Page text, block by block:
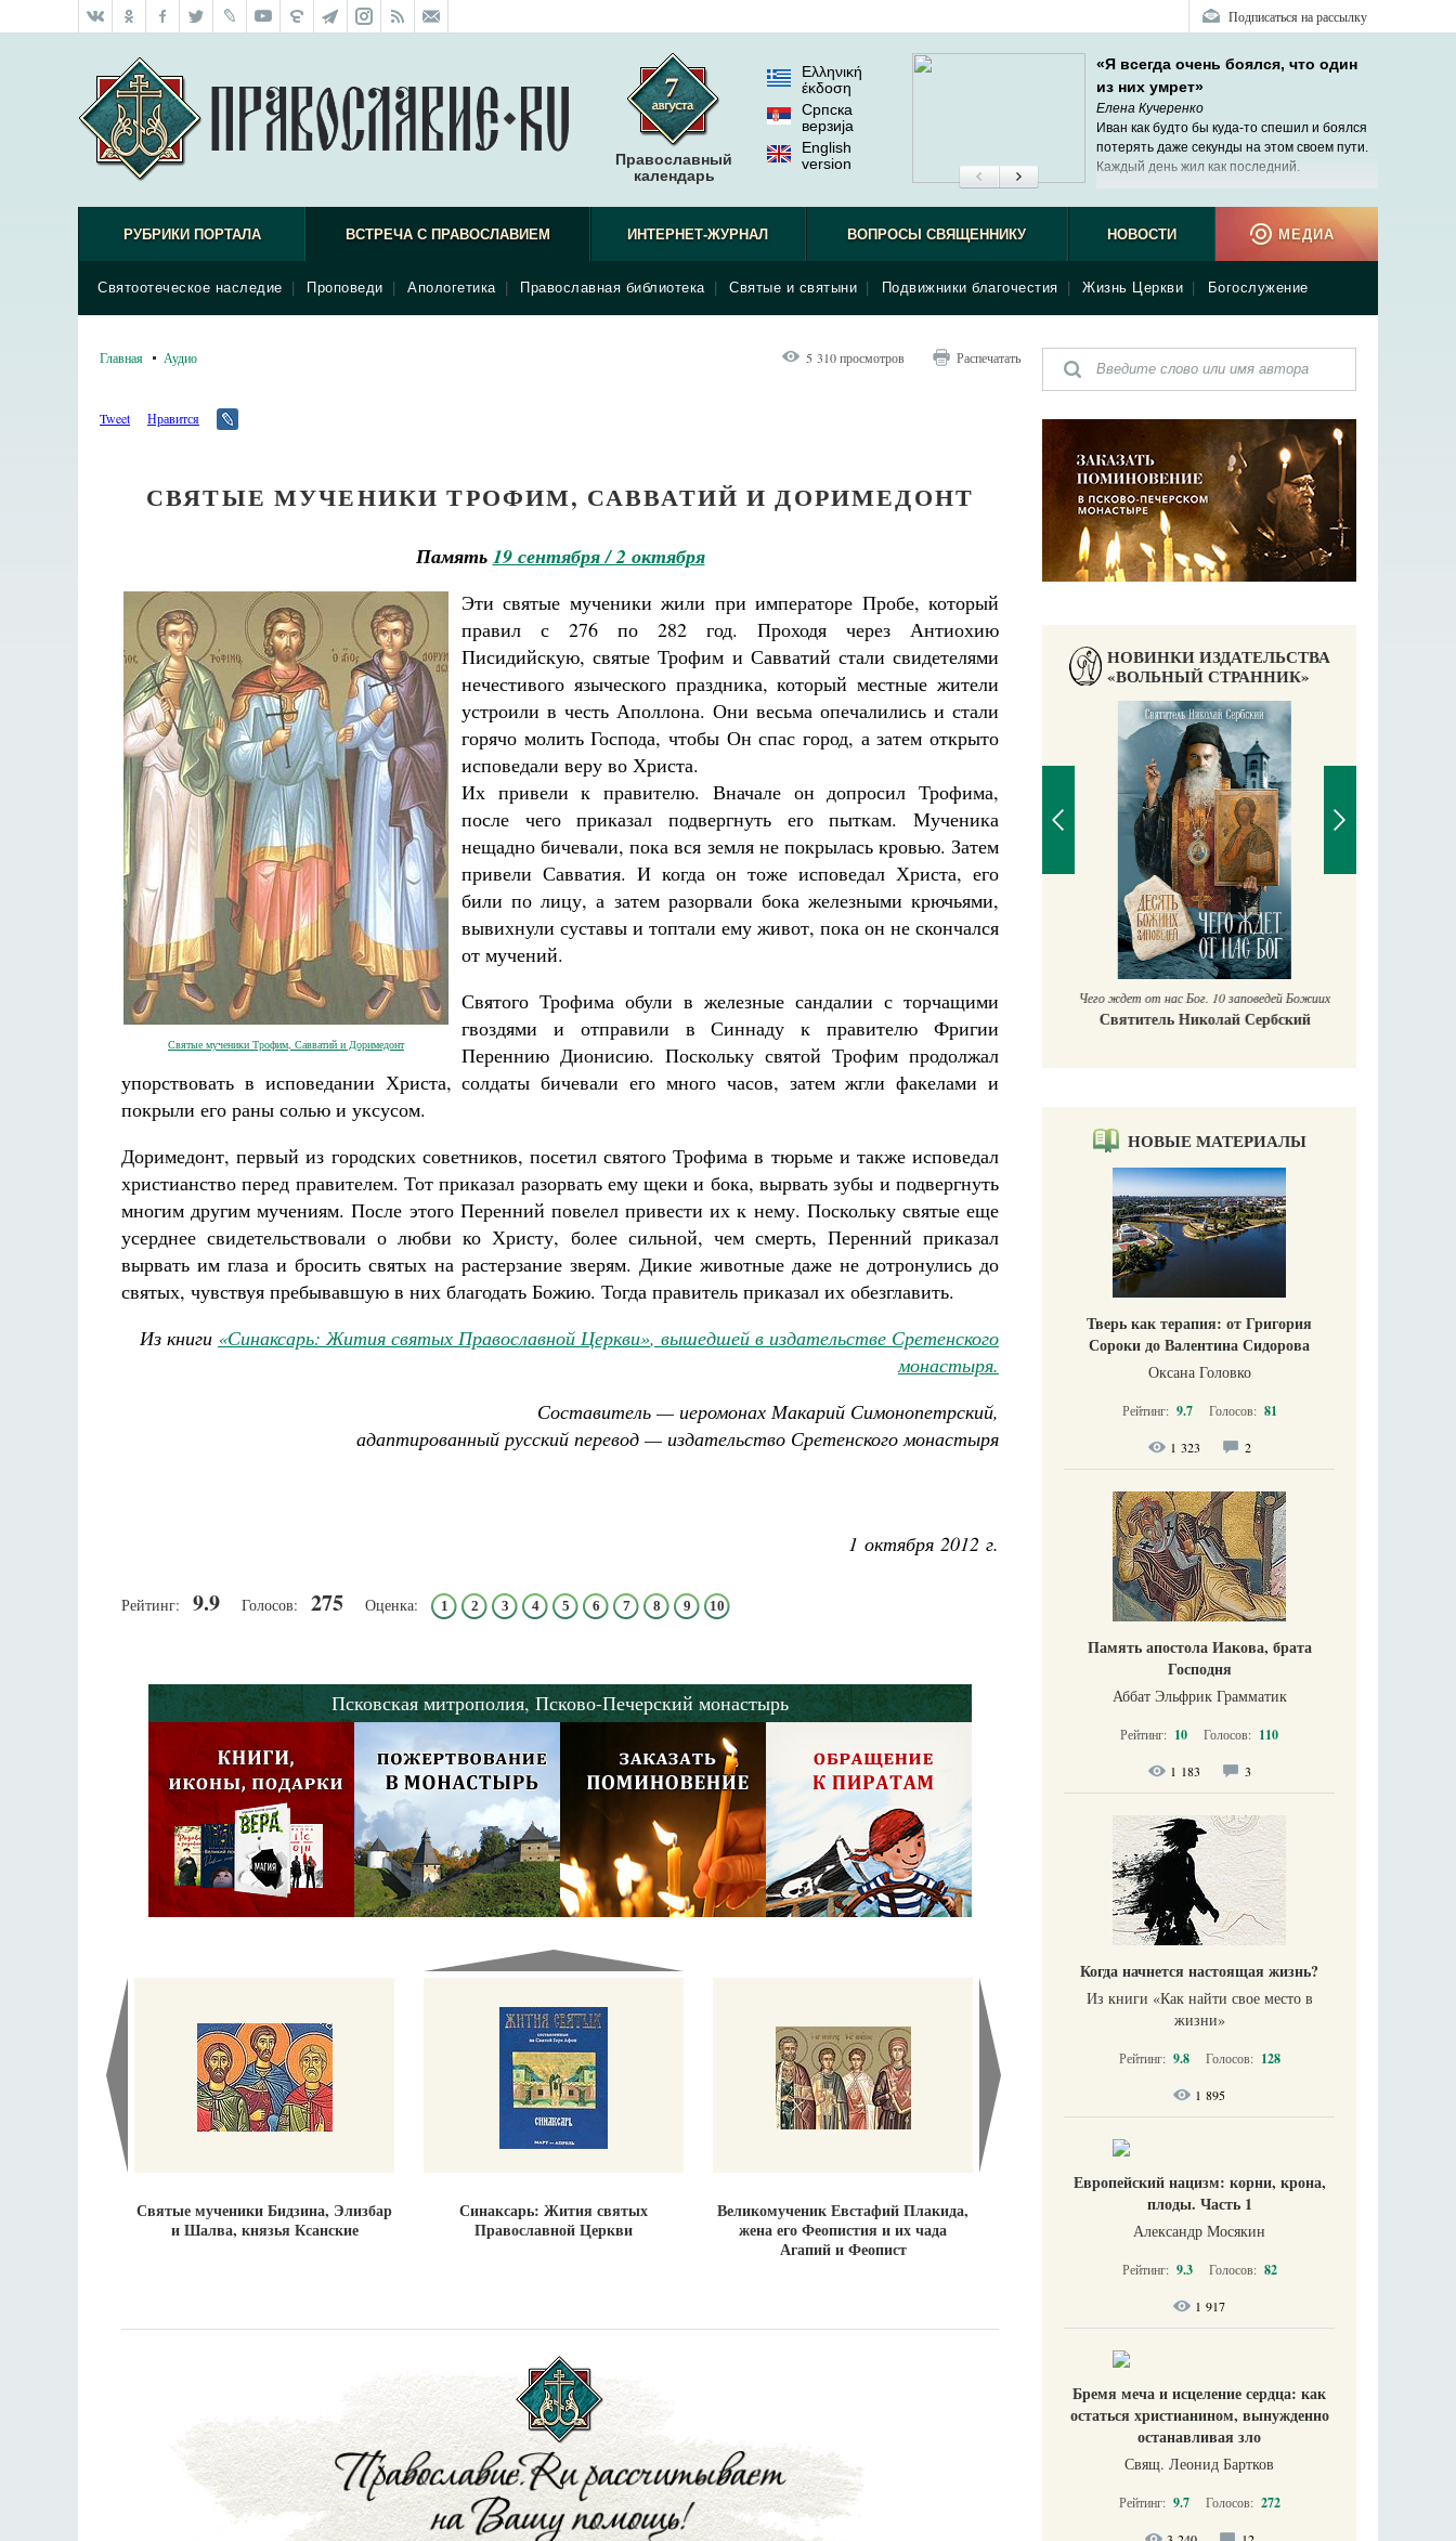
Подписаться на рассылку
Православный
календарь
Ελληνική
έκδοση
Српска
верзиjа
English
version
«Я всегда очень боялся, что один
из них умрет»
Елена Кучеренко
Иван как будто бы куда-то спешил и боялся
потерять даже секунды на этом своем пути.
Каждый день жил как последний.
РУБРИКИ ПОРТАЛА ВСТРЕЧА С ПРАВОСЛАВИЕМ
Святоотеческое наследие Проповеди Апологетика Православная библиотека Святые и святыни Подвижники благочестия Жизнь Церкви Богослужение
ИНТЕРНЕТ-ЖУРНАЛ ВОПРОСЫ СВЯЩЕННИКУ НОВОСТИ МЕДИА
Главная Аудио 5 310 просмотров Распечатать
Tweet Нравится
СВЯТЫЕ МУЧЕНИКИ ТРОФИМ, САВВАТИЙ И ДОРИМЕДОНТ
Память 19 сентября / 2 октября
Святые мученики Трофим, Савватий и Доримедонт
Эти святые мученики жили при императоре Пробе, который
правил с 276 по 282 год. Проходя через Антиохию
Писидийскую, святые Трофим и Савватий стали свидетелями
нечестивого языческого праздника, который местные жители
устроили в честь Аполлона. Они весьма опечалились и стали
горячо молить Господа, чтобы Он спас город, а затем открыто
исповедали веру во Христа.
Их привели к правителю. Вначале он допросил Трофима,
после чего приказал подвергнуть его пыткам. Мученика
нещадно бичевали, пока вся земля не покрылась кровью. Затем
привели Савватия. И когда он тоже исповедал Христа, его
били по лицу, а затем разорвали бока железными крючьями,
вывихнули суставы и топтали ему живот, пока он не скончался
от мучений.
Святого Трофима обули в железные сандалии с торчащими
гвоздями и отправили в Синнаду к правителю Фригии
Переннию Дионисию. Поскольку святой Трофим продолжал
упорствовать в исповедании Христа, солдаты бичевали его много часов, затем жгли факелами и
покрыли его раны солью и уксусом.
Доримедонт, первый из городских советников, посетил святого Трофима в тюрьме и также исповедал
христианство перед правителем. Тот приказал разорвать ему щеки и бока, вырвать зубы и подвергнуть
многим другим мучениям. После этого Перенний повелел привести их к нему. Поскольку святые еще
усерднее свидетельствовали о любви ко Христу, более сильной, чем смерть, Перенний приказал
вырвать им глаза и бросить святых на растерзание зверям. Дикие животные даже не дотронулись до
святых, чувствуя пребывавшую в них благодать Божию. Тогда правитель приказал их обезглавить.
Из книги «Синаксарь: Жития святых Православной Церкви», вышедшей в издательстве Сретенского
монастыря.
Составитель — иеромонах Макарий Симонопетрский,
адаптированный русский перевод — издательство Сретенского монастыря
1 октября 2012 г.
Рейтинг: 9.9 Голосов: 275 Оценка: 1 2 3 4 5 6 7 8 9 10
Псковская митрополия, Псково-Печерский монастырь
Святые мученики Бидзина, Элизбар
и Шалва, князья Ксанские
Синаксарь: Жития святых
Православной Церкви
Великомученик Евстафий Плакида,
жена его Феопистия и их чада
Агапий и Феопист
НОВИНКИ ИЗДАТЕЛЬСТВА
«ВОЛЬНЫЙ СТРАННИК»
Разлуки не будет
Фредерика де Грааф Как найти своё место в жизни Чего ждет от нас Бог. 10 заповедей Божиих
Святитель Николай Сербский
НОВЫЕ МАТЕРИАЛЫ
Тверь как терапия: от Григория
Сороки до Валентина Сидорова
Оксана Головко
Рейтинг: 9.7 Голосов: 81
1 323 2
Память апостола Иакова, брата
Господня
Аббат Эльфрик Грамматик
Рейтинг: 10 Голосов: 110
1 183 3
Когда начнется настоящая жизнь?
Из книги «Как найти свое место в
жизни​»
Рейтинг: 9.8 Голосов: 128
1 895
Европейский нацизм: корни, крона,
плоды. Часть 1
Александр Мосякин
Рейтинг: 9.3 Голосов: 82
1 917
Бремя меча и исцеление сердца: как
остаться христианином, вынужденно
останавливая зло
Свящ. Леонид Бартков
Рейтинг: 9.7 Голосов: 272